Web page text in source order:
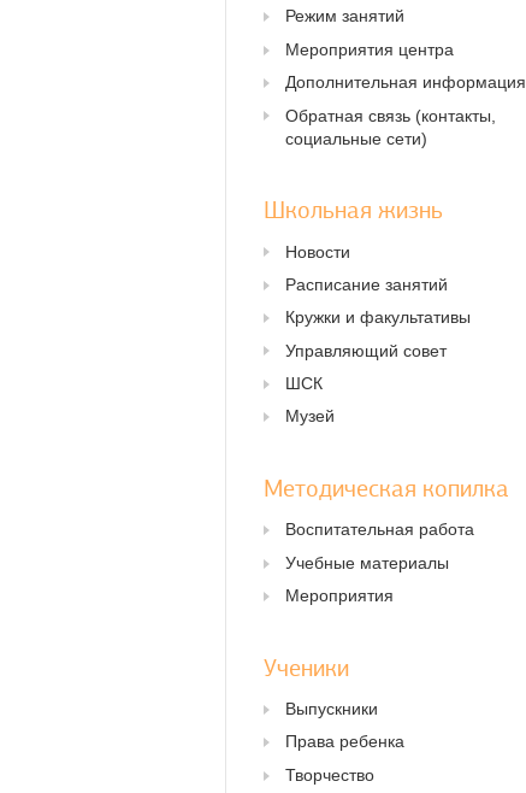
Режим занятий
Мероприятия центра
Дополнительная информация
Обратная связь (контакты,
социальные сети)
Школьная жизнь
Новости
Расписание занятий
Кружки и факультативы
Управляющий совет
ШСК
Музей
Методическая копилка
Воспитательная работа
Учебные материалы
Мероприятия
Ученики
Выпускники
Права ребенка
Творчество